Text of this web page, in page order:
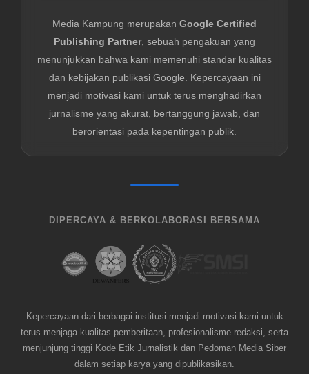
Media Kampung merupakan Google Certified
Publishing Partner, sebuah pengakuan yang
menunjukkan bahwa kami memenuhi standar kualitas
dan kebijakan publikasi Google. Kepercayaan ini
menjadi motivasi kami untuk terus menghadirkan
jurnalisme yang akurat, bertanggung jawab, dan
berorientasi pada kepentingan publik.
DIPERCAYA & BERKOLABORASI BERSAMA
Kepercayaan dari berbagai institusi menjadi motivasi kami untuk
terus menjaga kualitas pemberitaan, profesionalisme redaksi, serta
menjunjung tinggi Kode Etik Jurnalistik dan Pedoman Media Siber
dalam setiap karya yang dipublikasikan.